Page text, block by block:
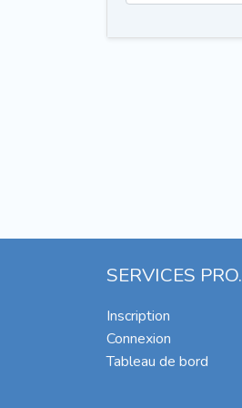
SERVICES PRO.
Inscription
Connexion
Tableau de bord